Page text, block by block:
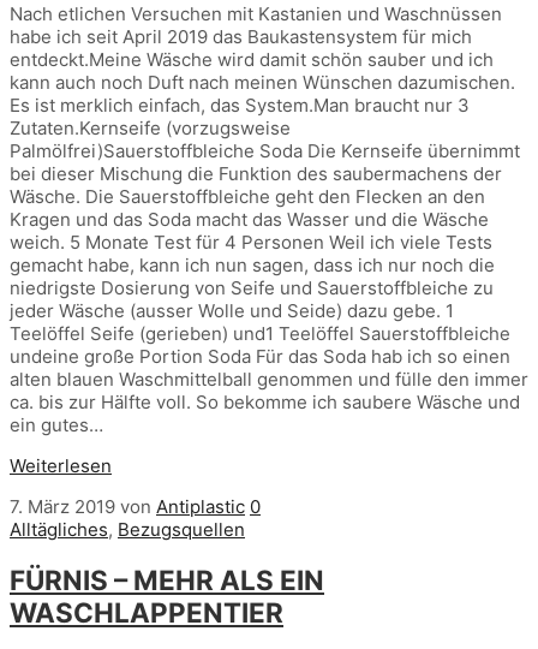
Nach etlichen Versuchen mit Kastanien und Waschnüssen
habe ich seit April 2019 das Baukastensystem für mich
entdeckt.Meine Wäsche wird damit schön sauber und ich
kann auch noch Duft nach meinen Wünschen dazumischen.
Es ist merklich einfach, das System.Man braucht nur 3
Zutaten.Kernseife (vorzugsweise
Palmölfrei)Sauerstoffbleiche Soda Die Kernseife übernimmt
bei dieser Mischung die Funktion des saubermachens der
Wäsche. Die Sauerstoffbleiche geht den Flecken an den
Kragen und das Soda macht das Wasser und die Wäsche
weich. 5 Monate Test für 4 Personen Weil ich viele Tests
gemacht habe, kann ich nun sagen, dass ich nur noch die
niedrigste Dosierung von Seife und Sauerstoffbleiche zu
jeder Wäsche (ausser Wolle und Seide) dazu gebe. 1
Teelöffel Seife (gerieben) und1 Teelöffel Sauerstoffbleiche
undeine große Portion Soda Für das Soda hab ich so einen
alten blauen Waschmittelball genommen und fülle den immer
ca. bis zur Hälfte voll. So bekomme ich saubere Wäsche und
ein gutes…
Weiterlesen
7. März 2019 von Antiplastic 0
Alltägliches, Bezugsquellen
FÜRNIS – MEHR ALS EIN
WASCHLAPPENTIER